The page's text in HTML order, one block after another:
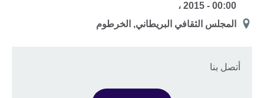
2015 - 00:00 ،
Location
المجلس الثقافي البريطاني, الخرطوم
أتصل بنا